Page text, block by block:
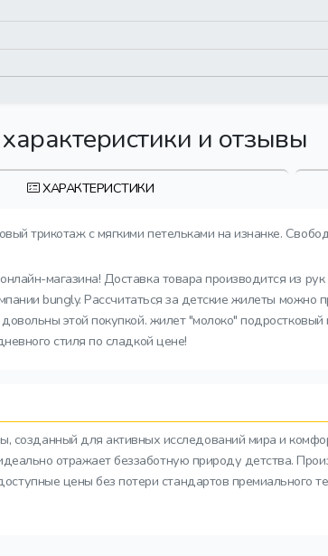
и отзывы
ХАРАКТЕРИСТИКИ
трикотаж с мягкими петельками на изнанке.
магазина! Доставка товара производится из
bungly. Рассчитаться за детские жилеты
этой покупкой. жилет "молоко"
стиля по сладкой цене!
для активных исследований мира и
отражает беззаботную природу детства.
цены без потери стандартов премиального